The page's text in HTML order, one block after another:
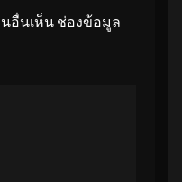
อื่นเห็น ช่องข้อมูล